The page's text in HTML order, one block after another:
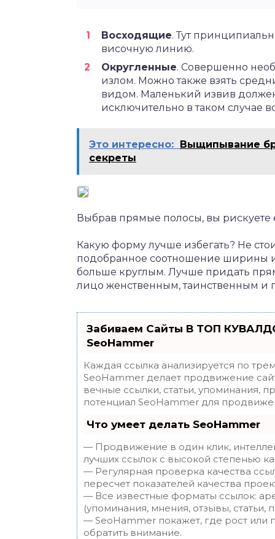
Восходящие. Тут
височную линию.
Округленные. Совершенно
излом. Можно также взять
видом. Маленький извив
исключительно в таком случае
Это интересно: Выщипывание
секреты
Выбрав прямые полосы, вы
Какую форму лучше избегать? Не
подобранное соотношение ширины
больше круглым. Лучше придать
лицо женственным, таинственным и
Забиваем Сайты В ТОП
SeoHammer
Каждая ссылка анализируется по
SeoHammer делает продвижение
вечные ссылки, статьи, упоминания,
потенциал SeoHammer для
Что умеет делать SeoHammer
— Продвижение в один клик,
лучших ссылок с высокой степенью
— Регулярная проверка качества
пересчет показателей качества
— Все известные форматы ссылок:
(упоминания, мнения, отзывы, статьи,
— SeoHammer покажет, где рост или
обратить внимание.